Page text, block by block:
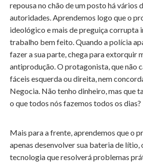
repousa no chão de um posto há vários
autoridades. Aprendemos logo que o
ideológico e mais de preguiça corrupta
trabalho bem feito. Quando a polícia
fazer a sua parte, chega para extorquir
antiprodução. O protagonista, que não
fáceis esquerda ou direita, nem
Negocia. Não tenho dinheiro, mas que
o que todos nós fazemos todos os dias?
Mais para a frente, aprendemos que o
apenas desenvolver sua bateria de lítio,
tecnologia que resolverá problemas